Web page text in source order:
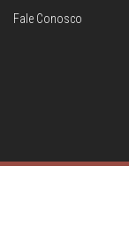
Fale Conosco